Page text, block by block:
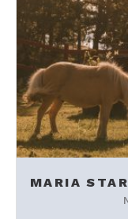
MARIA